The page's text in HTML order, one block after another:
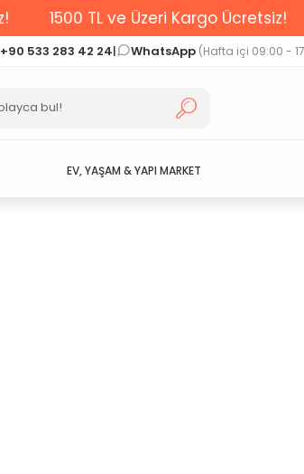
1500 TL ve Üzeri Kargo Ücretsiz!
+90 533 283 42 24| WhatsApp (Hafta içi 09:00 -
EV, YAŞAM & YAPI MARKET